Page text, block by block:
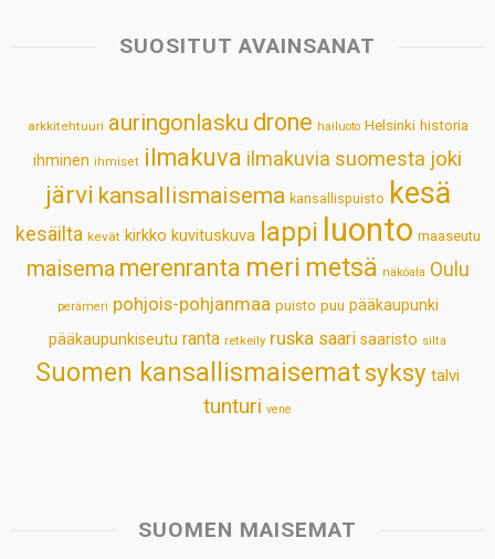
s
p
b
k
e
n
e
s
t
l
SUOSITUT AVAINSANAT
arkkitehtuuri auringonlasku drone hailuoto Helsinki historia
ihminen ihmiset ilmakuva ilmakuvia suomesta joki
järvi kansallismaisema kansallispuisto kesä
kesäilta kevät kirkko kuvituskuva lappi luonto maaseutu
maisema merenranta meri metsä näköala Oulu
perämeri pohjois-pohjanmaa puisto puu pääkaupunki
pääkaupunkiseutu ranta retkeily ruska saari saaristo silta
Suomen kansallismaisematsyksy talvi
tunturi vene
SUOMEN MAISEMAT